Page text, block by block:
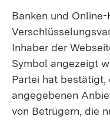
Banken und
Inhaber der
Symbol angezeigt
Partei hat bestätigt,
angegebenen
von Betrügern, die